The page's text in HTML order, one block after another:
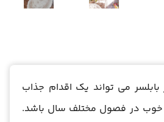
بابلسر می تواند یک اقدام جذاب
خوب در فصول مختلف سال باشد.